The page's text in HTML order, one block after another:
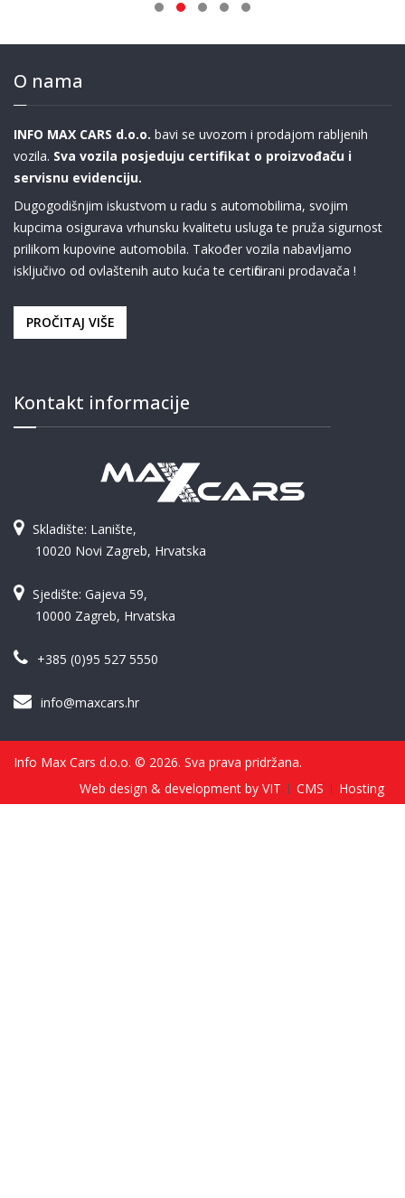
O nama
INFO MAX CARS d.o.o. bavi se uvozom i prodajom rabljenih
vozila. Sva vozila posjeduju certifikat o proizvođaču i
servisnu evidenciju.
Dugogodišnjim iskustvom u radu s automobilima, svojim
kupcima osigurava vrhunsku kvalitetu usluga te pruža sigurnost
prilikom kupovine automobila. Također vozila nabavljamo
isključivo od ovlaštenih auto kuća te certificirani prodavača !
PROČITAJ VIŠE
Kontakt informacije
Skladište: Lanište,
10020 Novi Zagreb, Hrvatska
Sjedište: Gajeva 59,
10000 Zagreb, Hrvatska
+385 (0)95 527 5550
info@maxcars.hr
Info Max Cars d.o.o. © 2026. Sva prava pridržana.
Web design & development by VIT
CMS Hosting